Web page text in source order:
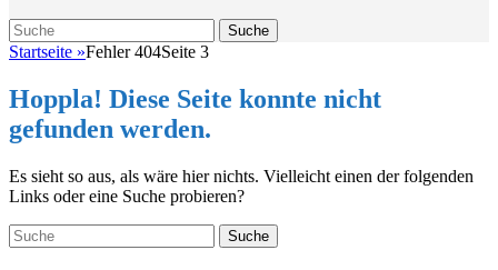
Suche
Suche
nach:
Startseite »Fehler 404Seite 3
Hoppla! Diese Seite konnte nicht
gefunden werden.
Es sieht so aus, als wäre hier nichts. Vielleicht einen der folgenden
Links oder eine Suche probieren?
Suche
nach: